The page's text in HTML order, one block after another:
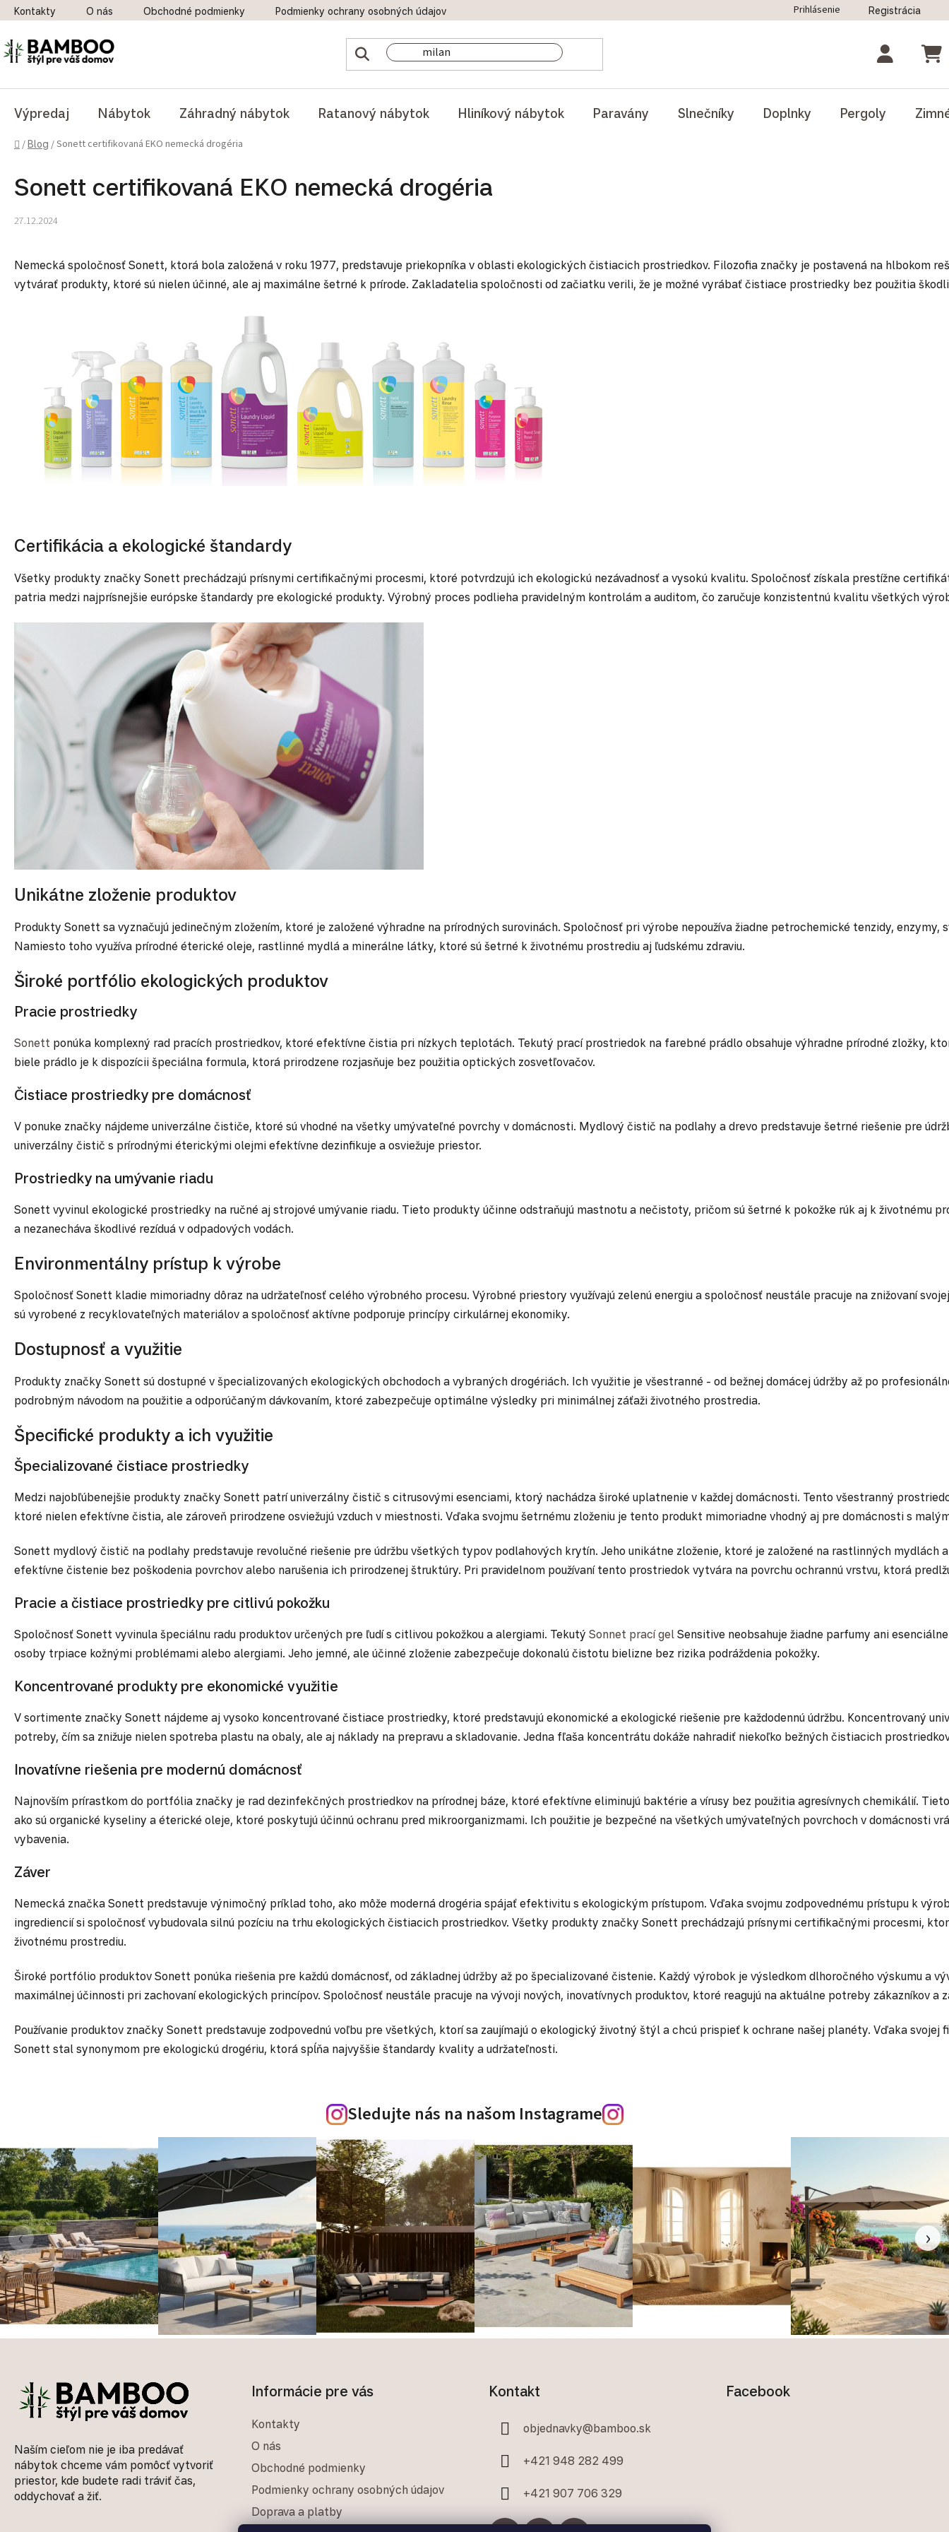
Prejsť na obsah
Kontakty O nás Obchodné podmienky Podmienky ochrany osobných údajov Odstúpenie od zmluvy
Prihlásenie Registrácia
Výpredaj Nábytok Záhradný nábytok Ratanový nábytok Hliníkový nábytok Paravány Slnečníky Doplnky Pergoly
Domov
/Blog /Sonett certifikovaná EKO nemecká drogéria
Sonett certifikovaná EKO nemecká drogéria
27.12.2024
Nemecká spoločnosť Sonett, ktorá bola založená v roku 1977, predstavuje priekopníka v oblasti ekologických čistiacich prostriedkov. Filozofia značky je postavená na hlbokom
vytvárať produkty, ktoré sú nielen účinné, ale aj maximálne šetrné k prírode. Zakladatelia spoločnosti od začiatku verili, že je možné vyrábať čistiace prostriedky bez použitia
Certifikácia a ekologické štandardy
Všetky produkty značky Sonett prechádzajú prísnymi certifikačnými procesmi, ktoré potvrdzujú ich ekologickú nezávadnosť a vysokú kvalitu. Spoločnosť získala prestížne
patria medzi najprísnejšie európske štandardy pre ekologické produkty. Výrobný proces podlieha pravidelným kontrolám a auditom, čo zaručuje konzistentnú kvalitu všetkých
Unikátne zloženie produktov
Produkty Sonett sa vyznačujú jedinečným zložením, ktoré je založené výhradne na prírodných surovinách. Spoločnosť pri výrobe nepoužíva žiadne petrochemické tenzidy,
Namiesto toho využíva prírodné éterické oleje, rastlinné mydlá a minerálne látky, ktoré sú šetrné k životnému prostrediu aj ľudskému zdraviu.
Široké portfólio ekologických produktov
Pracie prostriedky
Sonett ponúka komplexný rad pracích prostriedkov, ktoré efektívne čistia pri nízkych teplotách. Tekutý prací prostriedok na farebné prádlo obsahuje výhradne prírodné zložky,
biele prádlo je k dispozícii špeciálna formula, ktorá prirodzene rozjasňuje bez použitia optických zosvetľovačov.
Čistiace prostriedky pre domácnosť
V ponuke značky nájdeme univerzálne čističe, ktoré sú vhodné na všetky umývateľné povrchy v domácnosti. Mydlový čistič na podlahy a drevo predstavuje šetrné riešenie pre
univerzálny čistič s prírodnými éterickými olejmi efektívne dezinfikuje a osviežuje priestor.
Prostriedky na umývanie riadu
Sonett vyvinul ekologické prostriedky na ručné aj strojové umývanie riadu. Tieto produkty účinne odstraňujú mastnotu a nečistoty, pričom sú šetrné k pokožke rúk aj k životnému
a nezanecháva škodlivé rezíduá v odpadových vodách.
Environmentálny prístup k výrobe
Spoločnosť Sonett kladie mimoriadny dôraz na udržateľnosť celého výrobného procesu. Výrobné priestory využívajú zelenú energiu a spoločnosť neustále pracuje na znižovaní
sú vyrobené z recyklovateľných materiálov a spoločnosť aktívne podporuje princípy cirkulárnej ekonomiky.
Dostupnosť a využitie
Produkty značky Sonett sú dostupné v špecializovaných ekologických obchodoch a vybraných drogériách. Ich využitie je všestranné - od bežnej domácej údržby až po
podrobným návodom na použitie a odporúčaným dávkovaním, ktoré zabezpečuje optimálne výsledky pri minimálnej záťaži životného prostredia.
Špecifické produkty a ich využitie
Špecializované čistiace prostriedky
Medzi najobľúbenejšie produkty značky Sonett patrí univerzálny čistič s citrusovými esenciami, ktorý nachádza široké uplatnenie v každej domácnosti. Tento všestranný
ktoré nielen efektívne čistia, ale zároveň prirodzene osviežujú vzduch v miestnosti. Vďaka svojmu šetrnému zloženiu je tento produkt mimoriadne vhodný aj pre domácnosti s
Sonett mydlový čistič na podlahy predstavuje revolučné riešenie pre údržbu všetkých typov podlahových krytín. Jeho unikátne zloženie, ktoré je založené na rastlinných mydlách
efektívne čistenie bez poškodenia povrchov alebo narušenia ich prirodzenej štruktúry. Pri pravidelnom používaní tento prostriedok vytvára na povrchu ochrannú vrstvu, ktorá
Pracie a čistiace prostriedky pre citlivú pokožku
Spoločnosť Sonett vyvinula špeciálnu radu produktov určených pre ľudí s citlivou pokožkou a alergiami. Tekutý Sonnet prací gel Sensitive neobsahuje žiadne parfumy ani
osoby trpiace kožnými problémami alebo alergiami. Jeho jemné, ale účinné zloženie zabezpečuje dokonalú čistotu bielizne bez rizika podráždenia pokožky.
Koncentrované produkty pre ekonomické využitie
V sortimente značky Sonett nájdeme aj vysoko koncentrované čistiace prostriedky, ktoré predstavujú ekonomické a ekologické riešenie pre každodennú údržbu. Koncentrovaný
potreby, čím sa znižuje nielen spotreba plastu na obaly, ale aj náklady na prepravu a skladovanie. Jedna fľaša koncentrátu dokáže nahradiť niekoľko bežných čistiacich
Inovatívne riešenia pre modernú domácnosť
Najnovším prírastkom do portfólia značky je rad dezinfekčných prostriedkov na prírodnej báze, ktoré efektívne eliminujú baktérie a vírusy bez použitia agresívnych chemikálií.
ako sú organické kyseliny a éterické oleje, ktoré poskytujú účinnú ochranu pred mikroorganizmami. Ich použitie je bezpečné na všetkých umývateľných povrchoch v domácnosti
vybavenia.
Záver
Nemecká značka Sonett predstavuje výnimočný príklad toho, ako môže moderná drogéria spájať efektivitu s ekologickým prístupom. Vďaka svojmu zodpovednému prístupu k
ingrediencií si spoločnosť vybudovala silnú pozíciu na trhu ekologických čistiacich prostriedkov. Všetky produkty značky Sonett prechádzajú prísnymi certifikačnými procesmi,
životnému prostrediu.
Široké portfólio produktov Sonett ponúka riešenia pre každú domácnosť, od základnej údržby až po špecializované čistenie. Každý výrobok je výsledkom dlhoročného výskumu a
maximálnej účinnosti pri zachovaní ekologických princípov. Spoločnosť neustále pracuje na vývoji nových, inovatívnych produktov, ktoré reagujú na aktuálne potreby zákazníkov a
Používanie produktov značky Sonett predstavuje zodpovednú voľbu pre všetkých, ktorí sa zaujímajú o ekologický životný štýl a chcú prispieť k ochrane našej planéty. Vďaka
Sonett stal synonymom pre ekologickú drogériu, ktorá spĺňa najvyššie štandardy kvality a udržateľnosti.
Sledujte nás na našom Instagrame
‹ ›
Naším cieľom nie je iba predávať
nábytok chceme vám pomôcť vytvoriť
priestor, kde budete radi tráviť čas,
oddychovať a žiť.
Informácie pre vás
Kontakty
O nás
Obchodné podmienky
Podmienky ochrany osobných údajov
Doprava a platby
Kontakt
objednavky@bamboo.sk
+421 948 282 499
+421 907 706 329
Facebook